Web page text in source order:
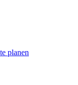
planen